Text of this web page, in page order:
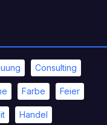
Consulting
Farbe Feier
Handel